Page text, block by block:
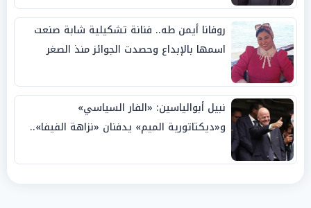
روفانا أيمن طه.. فنانة تشكيلية شابة صنعت
اسمها بالإبداع وحصدت الجوائز منذ الصغر
نبيل أبوالياسين: «الفار السياسي»
و«ديكتاتورية الميم» يدفنان «نزاهة الفيفا»..